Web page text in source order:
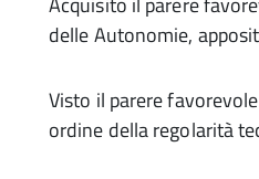
delle Autonomie,
Visto il parere
ordine della regolarità